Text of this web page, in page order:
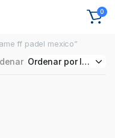
0
ff padel mexico”